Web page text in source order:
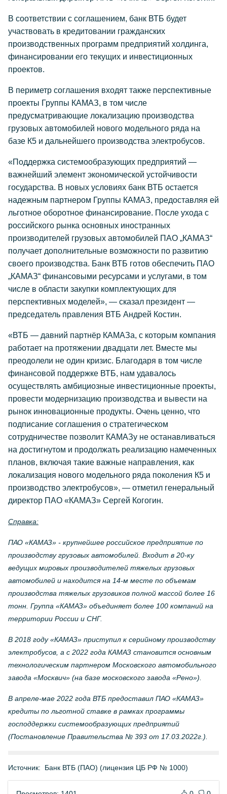
В соответствии с соглашением, банк ВТБ будет
участвовать в кредитовании гражданских
производственных программ предприятий холдинга,
финансировании его текущих и инвестиционных
проектов.
В периметр соглашения входят также перспективные
проекты Группы КАМАЗ, в том числе
предусматривающие локализацию производства
грузовых автомобилей нового модельного ряда на
базе К5 и дальнейшего производства электробусов.
«Поддержка системообразующих предприятий —
важнейший элемент экономической устойчивости
государства. В новых условиях банк ВТБ остается
надежным партнером Группы КАМАЗ, предоставляя ей
льготное оборотное финансирование. После ухода с
российского рынка основных иностранных
производителей грузовых автомобилей ПАО „КАМАЗ“
получает дополнительные возможности по развитию
своего производства. Банк ВТБ готов обеспечить ПАО
„КАМАЗ“ финансовыми ресурсами и услугами, в том
числе в области закупки комплектующих для
перспективных моделей», — сказал президент —
председатель правления ВТБ Андрей Костин.
«ВТБ — давний партнёр КАМАЗа, с которым компания
работает на протяжении двадцати лет. Вместе мы
преодолели не один кризис. Благодаря в том числе
финансовой поддержке ВТБ, нам удавалось
осуществлять амбициозные инвестиционные проекты,
провести модернизацию производства и вывести на
рынок инновационные продукты. Очень ценно, что
подписание соглашения о стратегическом
сотрудничестве позволит КАМАЗу не останавливаться
на достигнутом и продолжать реализацию намеченных
планов, включая такие важные направления, как
локализация нового модельного ряда поколения К5 и
производство электробусов», — отметил генеральный
директор ПАО «КАМАЗ» Сергей Когогин.
Справка:
ПАО «КАМАЗ» - крупнейшее российское предприятие по
производству грузовых автомобилей. Входит в 20-ку
ведущих мировых производителей тяжелых грузовых
автомобилей и находится на 14-м месте по объемам
производства тяжелых грузовиков полной массой более 16
тонн. Группа «КАМАЗ» объединяет более 100 компаний на
территории России и СНГ.
В 2018 году «КАМАЗ» приступил к серийному производству
электробусов, а с 2022 года КАМАЗ становится основным
технологическим партнером Московского автомобильного
завода «Москвич» (на базе московского завода «Рено»).
В апреле-мае 2022 года ВТБ предоставил ПАО «КАМАЗ»
кредиты по льготной ставке в рамках программы
господдержки системообразующих предприятий
(Постановление Правительства № 393 от 17.03.2022г.).
Источник: Банк ВТБ (ПАО) (лицензия ЦБ РФ № 1000)